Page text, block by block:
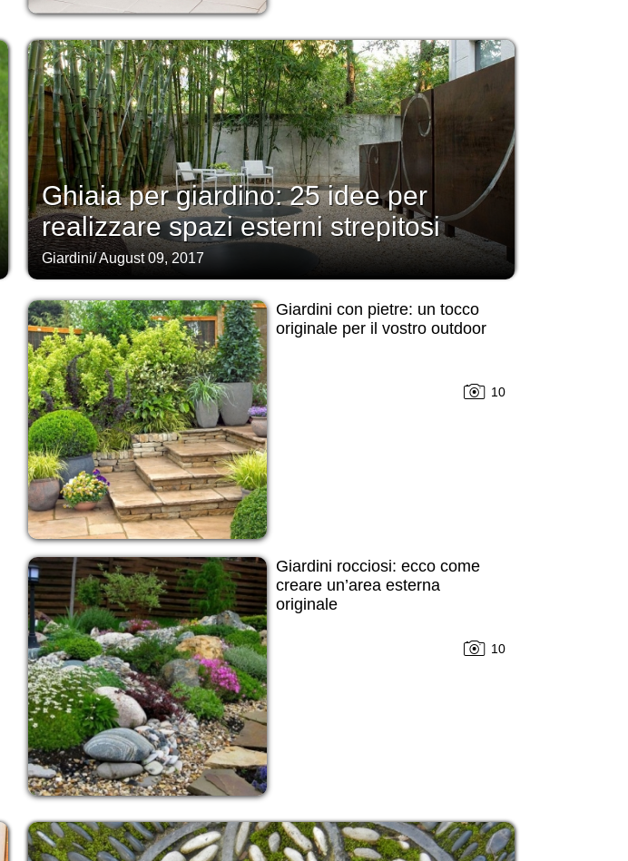
Ghiaia per giardino: 25 idee per
realizzare spazi esterni strepitosi
Giardini/August 09, 2017
Giardini con pietre: un tocco
originale per il vostro outdoor
10
Giardini rocciosi: ecco come
creare un’area esterna
originale
10